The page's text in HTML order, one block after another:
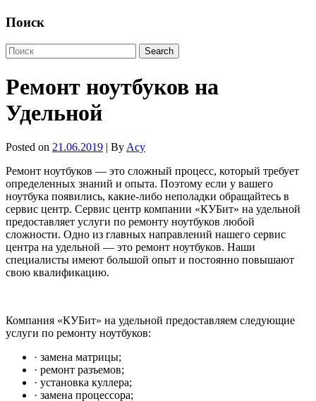
Поиск
Ремонт ноутбуков на
Удельной
Posted on 21.06.2019 | By Acy
Ремонт ноутбуков — это сложный процесс, который требует
определенных знаний и опыта. Поэтому если у вашего
ноутбука появились, какие-либо неполадки обращайтесь в
сервис центр. Сервис центр компании «КУБит» на удельной
предоставляет услуги по ремонту ноутбуков любой
сложности. Одно из главных направлений нашего сервис
центра на удельной — это ремонт ноутбуков. Наши
специалисты имеют большой опыт и постоянно повышают
свою квалификацию.
Компания «КУБит» на удельной предоставляем следующие
услуги по ремонту ноутбуков:
· замена матрицы;
· ремонт разъемов;
· установка куллера;
· замена процессора;